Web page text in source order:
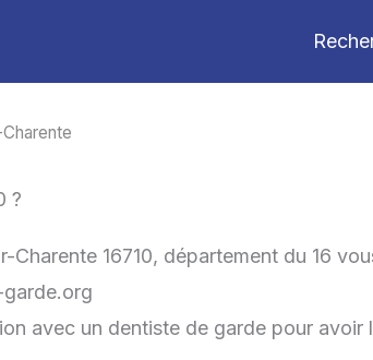
?
16710, département du 16
avec un dentiste de garde pour avoir